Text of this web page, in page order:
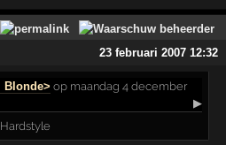
23 februari 2007 12:32
Blonde> op maandag 4 december
▶